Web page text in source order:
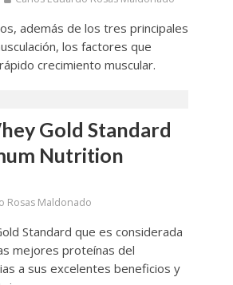
además de los tres principales
los factores que
crecimiento muscular.
Gold Standard
Nutrition
Rosas Maldonado
Standard que es considerada
mejores proteínas del
a sus excelentes beneficios y